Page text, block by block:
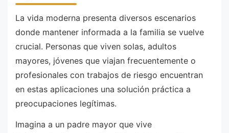
La vida moderna presenta diversos escenarios
donde mantener informada a la familia se vuelve
crucial. Personas que viven solas, adultos
mayores, jóvenes que viajan frecuentemente o
profesionales con trabajos de riesgo encuentran
en estas aplicaciones una solución práctica a
preocupaciones legítimas.
Imagina a un padre mayor que vive